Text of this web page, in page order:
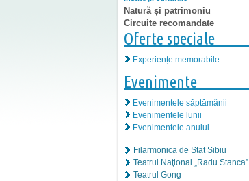
Natură și patrimoniu
Circuite recomandate
Oferte speciale
Experiențe memorabile
Evenimente
Evenimentele săptămânii
Evenimentele lunii
Evenimentele anului
Filarmonica de Stat Sibiu
Teatrul Naţional „Radu Stanca”
Teatrul Gong